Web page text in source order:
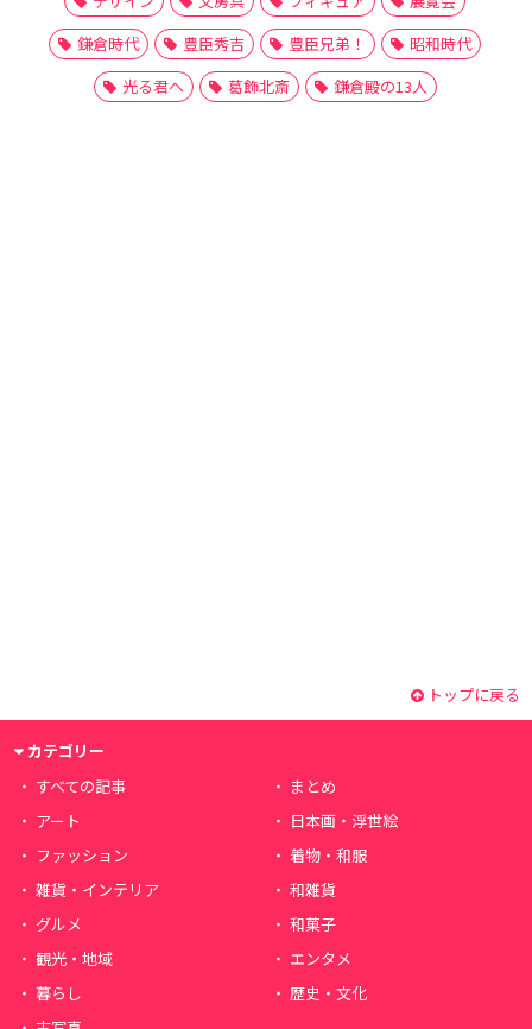
鎌倉時代
豊臣秀吉 豊臣兄弟！
昭和時代
光る君へ
葛飾北斎 鎌倉殿の13人
トップに戻る
カテゴリー
すべての記事
まとめ
アート
日本画・浮世絵
ファッション
着物・和服
雑貨・インテリア
和雑貨
グルメ
和菓子
観光・地域
エンタメ
暮らし
歴史・文化